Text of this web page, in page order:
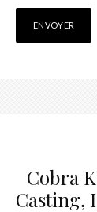
Cobra
Casting,